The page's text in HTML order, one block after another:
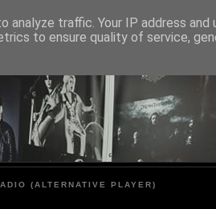
CITY
(ALTERNATIVE PLAYER)
traffic. Your IP address and
to ensure quality of service,